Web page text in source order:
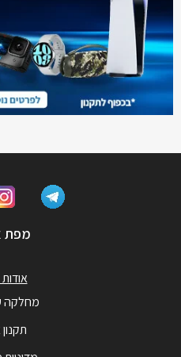
מפת
מחלקה